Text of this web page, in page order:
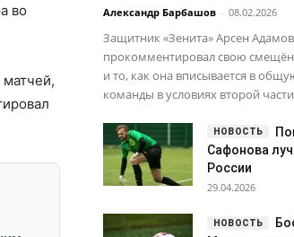
во
Александр Барбашов - 08.02.2026
Защитник «Зенита» Арсен
прокомментировал свою
и то, как она вписывается в
команды в условиях второй
Сафонова
России
29.04.2026